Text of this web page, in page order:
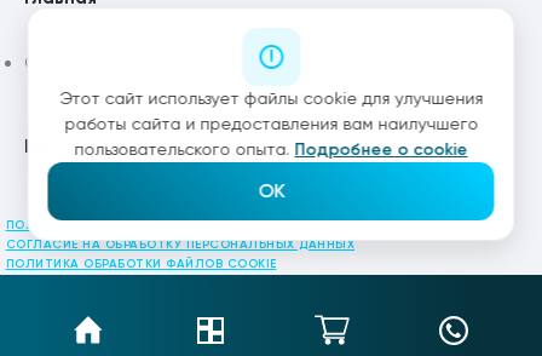
Статьи
Каталог
ПОЛИТИКА КОНФИДЕНЦИАЛЬНОСТИ
СОГЛАСИЕ НА ОБРАБОТКУ ПЕРСОНАЛЬНЫХ ДАННЫХ
ПОЛИТИКА ОБРАБОТКИ ФАЙЛОВ COOKIE
Этот сайт использует файлы cookie для улучшения
работы сайта и предоставления вам наилучшего
пользовательского опыта. Подробнее о cookie
OK